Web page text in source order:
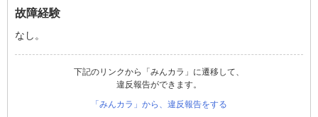
故障経験
なし。
下記のリンクから「みんカラ」に遷移して、
違反報告ができます。
「みんカラ」から、違反報告をする